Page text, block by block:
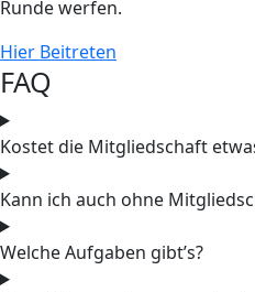
Runde werfen.
Hier Beitreten
FAQ
Kostet die Mitgliedschaft
Kann ich auch ohne
Welche Aufgaben gibt’s?